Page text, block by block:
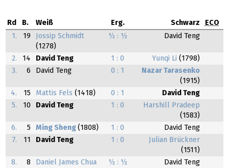
Rd B. Weiß Erg. Schwarz
ECO
1.
19
Jossip Schmidt
(1278)
½ : ½ David Teng
2. 14 David Teng 1 : 0 Yunqi Li (1798)
3.
6 David Teng 0 : 1
Nazar Tarasenko
(1915)
4.
15 Mattis Fels (1418) 0 : 1
David Teng
5.
10 David Teng 1 : 0
Harshill Pradeep
(1583)
6.
5 Ming Sheng (1808) 1 : 0
David Teng
7.
11 David Teng 1 : 0
Julian Brückner
(1511)
8.
8 Daniel James Chua ½ : ½ David Teng